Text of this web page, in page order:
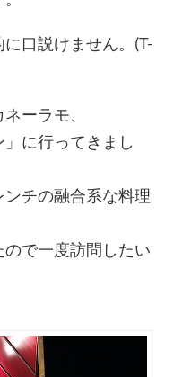
口説けません。(T-
ーラモ、
に行ってきまし
チの融合系な料理
で一度訪問したい